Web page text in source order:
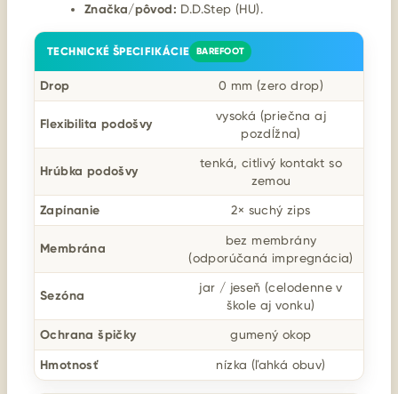
Značka/pôvod: D.D.Step (HU).
TECHNICKÉ ŠPECIFIKÁCIE BAREFOOT
Drop 0 mm (zero drop)
Flexibilita podošvy
vysoká (priečna aj
pozdĺžna)
Hrúbka podošvy
tenká, citlivý kontakt so
zemou
Zapínanie 2× suchý zips
Membrána
bez membrány
(odporúčaná impregnácia)
Sezóna
jar / jeseň (celodenne v
škole aj vonku)
Ochrana špičky gumený okop
Hmotnosť nízka (ľahká obuv)